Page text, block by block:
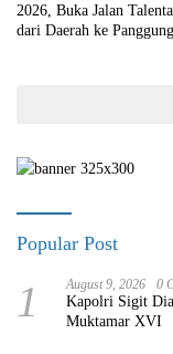
2026, Buka Jalan
dari Daerah ke
Popular Post
1 August 9, 2026 0
Kapolri Sigit
Muktamar XVI